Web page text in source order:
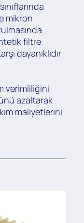
mikron
filtre
dayanıklıdır
verimliliğini
azaltarak
maliyetlerini